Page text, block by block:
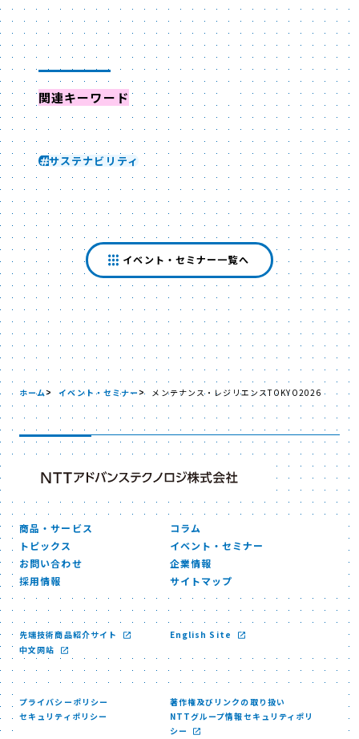
関連キーワード からイベントを探す
サステナビリティ
イベント・セミナー一覧へ
ホーム イベント・セミナー メンテナンス・レジリエンスTOKYO2026
商品・サービス
コラム
トピックス
イベント・セミナー
お問い合わせ
企業情報
採用情報
サイトマップ
先端技術商品紹介サイト
English Site
中文网站
プライバシーポリシー
著作権及びリンクの取り扱い
セキュリティポリシー
NTTグループ情報セキュリティポリ
シー